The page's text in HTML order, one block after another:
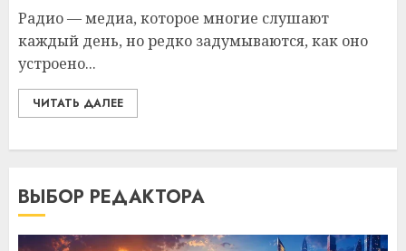
Радио — медиа, которое многие слушают
каждый день, но редко задумываются, как оно
устроено...
ЧИТАТЬ ДАЛЕЕ
ВЫБОР РЕДАКТОРА